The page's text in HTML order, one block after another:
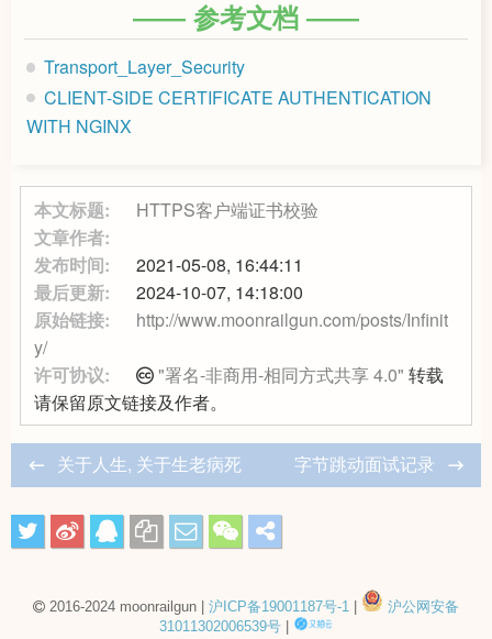
参考文档
Transport_Layer_Security
CLIENT-SIDE CERTIFICATE AUTHENTICATION
WITH NGINX
本文标题:
HTTPS客户端证书校验
文章作者:
发布时间:
2021-05-08, 16:44:11
最后更新:
2024-10-07, 14:18:00
原始链接:
http://www.moonrailgun.com/posts/Infinit
y/
许可协议:
"署名-非商用-相同方式共享 4.0" 转载
请保留原文链接及作者。
关于人生, 关于生老病死 字节跳动面试记录
2016-2024 moonrailgun | 沪ICP备19001187号-1
沪公网安备
31011302006539号